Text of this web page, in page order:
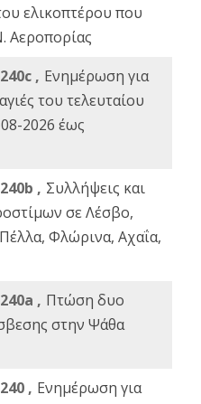
ελικοπτέρου που
Αεροπορίας
, Ενημέρωση για
του τελευταίου
2026 έως
, Συλλήψεις και
σε Λέσβο,
Φλώρινα, Αχαΐα,
, Πτώση δυο
στην Ψάθα
, Ενημέρωση για